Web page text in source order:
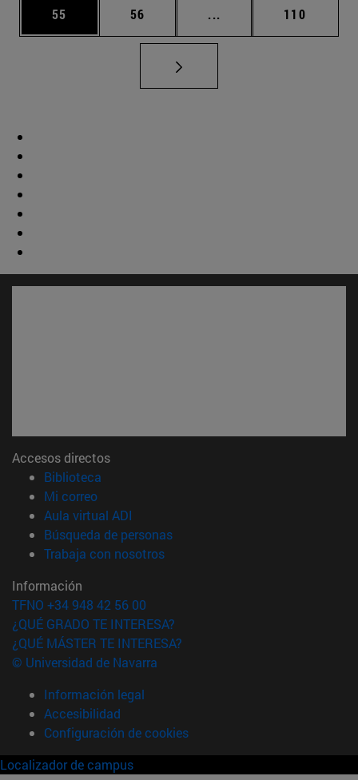
Página
55 Página
56 ... Páginas intermedias
Página
110
Accesos directos
Biblioteca
Mi correo(abre en nueva ventana)
Aula virtual ADI
Búsqueda de personas(abre en nueva ventana)
Trabaja con nosotros(abre en nueva ventana)
Información
TFNO +34 948 42 56 00
¿QUÉ GRADO TE INTERESA?
¿QUÉ MÁSTER TE INTERESA?
© Universidad de Navarra
Información legal
Accesibilidad
Configuración de cookies
Localizador de campus